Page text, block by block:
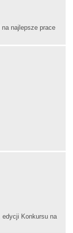
najlepsze prace
edycji Konkursu na